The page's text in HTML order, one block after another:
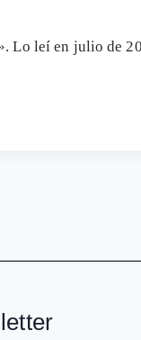
Lo leí en julio de